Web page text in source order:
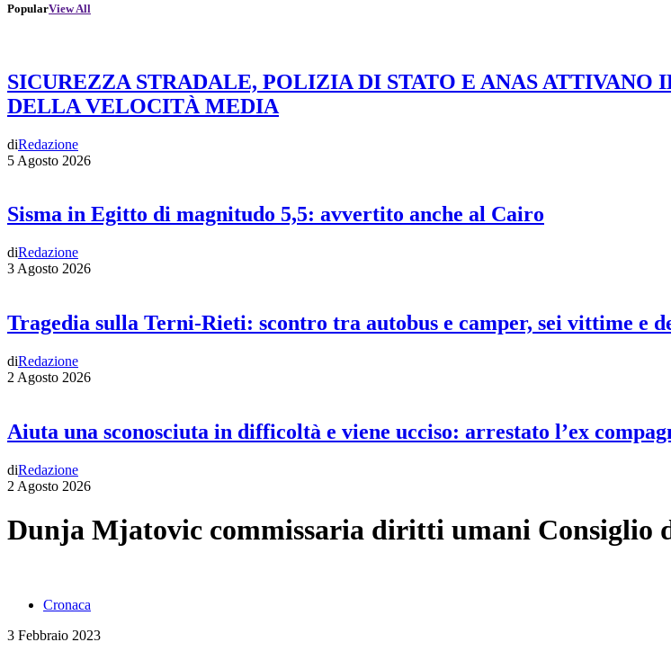
PopularView All
SICUREZZA STRADALE, POLIZIA DI STATO E ANAS
DELLA VELOCITÀ MEDIA
diRedazione
5 Agosto 2026
Sisma in Egitto di magnitudo 5,5: avvertito anche al Cairo
diRedazione
3 Agosto 2026
Tragedia sulla Terni-Rieti: scontro tra autobus e camper, sei vittime e
diRedazione
2 Agosto 2026
Aiuta una sconosciuta in difficoltà e viene ucciso: arrestato l’ex
diRedazione
2 Agosto 2026
Dunja Mjatovic commissaria diritti umani Consiglio
Cronaca
3 Febbraio 2023